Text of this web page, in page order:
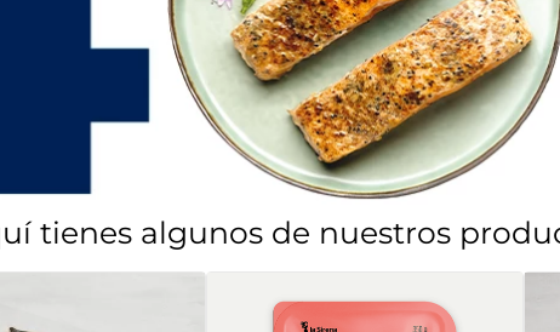
tienes algunos de nuestros